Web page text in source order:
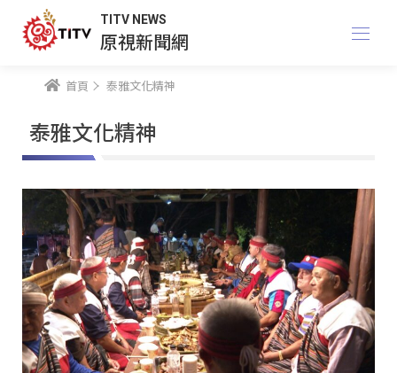
TITV NEWS
原視新聞網
首頁 泰雅文化精神
泰雅文化精神